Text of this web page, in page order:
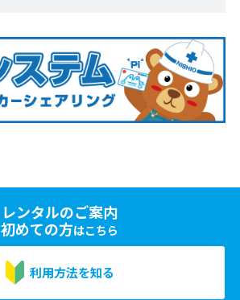
レンタルのご案内
初めての方はこちら
利用方法を知る